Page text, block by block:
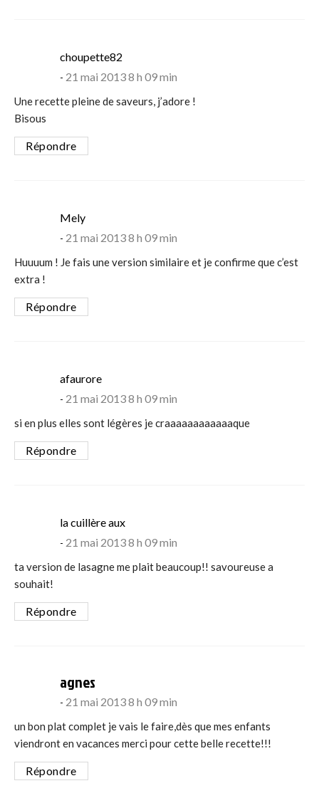
choupette82
21 mai 2013 8 h 09 min
Une recette pleine de saveurs, j’adore !
Bisous
Répondre
Melysays:
21 mai 2013 8 h 09 min
Huuuum ! Je fais une version similaire et je confirme que c’est
extra !
Répondre
afauroresays:
21 mai 2013 8 h 09 min
si en plus elles sont légères je craaaaaaaaaaaaque
Répondre
la cuillère auxsays:
21 mai 2013 8 h 09 min
ta version de lasagne me plait beaucoup!! savoureuse a
souhait!
Répondre
agnes
21 mai 2013 8 h 09 min
un bon plat complet je vais le faire,dès que mes enfants
viendront en vacances merci pour cette belle recette!!!
Répondre